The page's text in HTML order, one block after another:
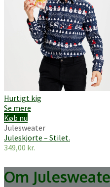
Hurtigt kig
Se mere
Køb nu
Julesweater
Juleskjorte – Stilet.
349,00 kr.
Om